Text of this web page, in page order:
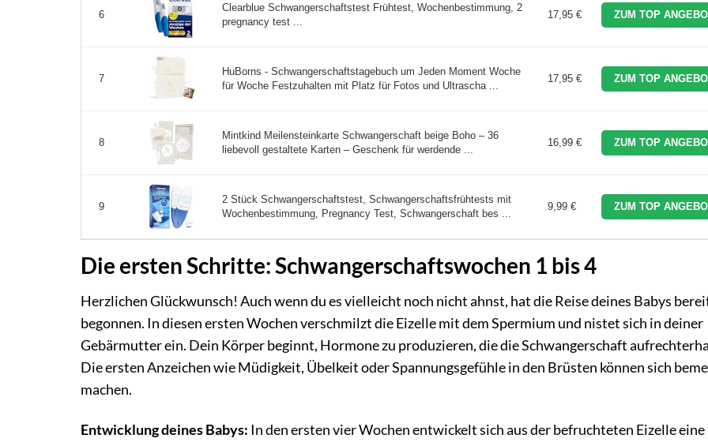
6
Clearblue Schwangerschaftstest Frühtest, Wochenbestimmung, 2
pregnancy test ...
17,95 € ZUM TOP
7
HuBorns - Schwangerschaftstagebuch um Jeden Moment Woche
für Woche Festzuhalten mit Platz für Fotos und Ultrascha ...
17,95 € ZUM TOP
8
Mintkind Meilensteinkarte Schwangerschaft beige Boho – 36
liebevoll gestaltete Karten – Geschenk für werdende ...
16,99 € ZUM TOP
9
2 Stück Schwangerschaftstest, Schwangerschaftsfrühtests mit
Wochenbestimmung, Pregnancy Test, Schwangerschaft bes ...
9,99 € ZUM TOP
Die ersten Schritte: Schwangerschaftswochen 1 bis 4
Herzlichen Glückwunsch! Auch wenn du es vielleicht noch nicht ahnst, hat die Reise deines Babys
begonnen. In diesen ersten Wochen verschmilzt die Eizelle mit dem Spermium und nistet sich in deiner
Gebärmutter ein. Dein Körper beginnt, Hormone zu produzieren, die die Schwangerschaft
Die ersten Anzeichen wie Müdigkeit, Übelkeit oder Spannungsgefühle in den Brüsten können sich
machen.
Entwicklung deines Babys: In den ersten vier Wochen entwickelt sich aus der befruchteten Eizelle eine